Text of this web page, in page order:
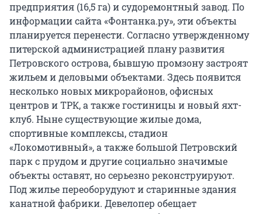
предприятия (16,5 га) и судоремонтный завод. По
информации сайта «Фонтанка.ру», эти объекты
планируется перенести. Согласно утвержденному
питерской администрацией плану развития
Петровского острова, бывшую промзону застроят
жильем и деловыми объектами. Здесь появится
несколько новых микрорайонов, офисных
центров и ТРК, а также гостиницы и новый яхт-
клуб. Ныне существующие жилые дома,
спортивные комплексы, стадион
«Локомотивный», а также большой Петровский
парк с прудом и другие социально значимые
объекты оставят, но серьезно реконструируют.
Под жилье переоборудуют и старинные здания
канатной фабрики. Девелопер обещает